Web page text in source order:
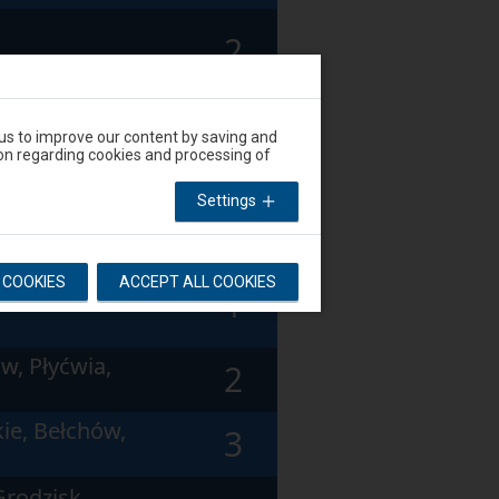
2
2
1
1
Płyćwia,
2
Bełchów,
3
to improve our content by saving and
regarding cookies and processing of
Settings
ACCEPT ALL COOKIES